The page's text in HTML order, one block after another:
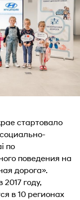
стартовало
по
поведения на
дорога».
году,
в 10 регионах